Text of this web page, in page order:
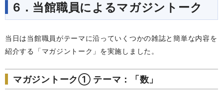
6．当館職員によるマガジントーク
当日は当館職員がテーマに沿っていくつかの雑誌と簡単な内容を
紹介する「マガジントーク」を実施しました。
マガジントーク① テーマ：「数」